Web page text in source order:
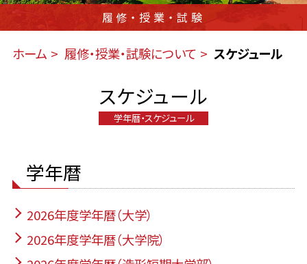
履修・授業・試験
ホーム 履修・授業・試験について スケジュール
スケジュール
学年暦・スケジュール
学年暦
2026年度学年暦（大学）
2026年度学年暦（大学院）